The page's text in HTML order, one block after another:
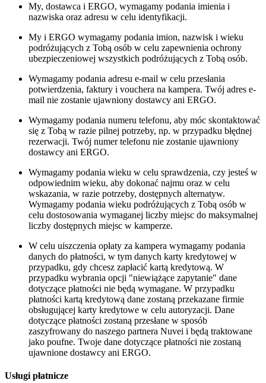
My, dostawca i ERGO, wymagamy podania imienia i
nazwiska oraz adresu w celu identyfikacji.
My i ERGO wymagamy podania imion, nazwisk i wieku
podróżujących z Tobą osób w celu zapewnienia ochrony
ubezpieczeniowej wszystkich podróżujących z Tobą osób.
Wymagamy podania adresu e-mail w celu przesłania
potwierdzenia, faktury i vouchera na kampera. Twój adres e-
mail nie zostanie ujawniony dostawcy ani ERGO.
Wymagamy podania numeru telefonu, aby móc skontaktować
się z Tobą w razie pilnej potrzeby, np. w przypadku błędnej
rezerwacji. Twój numer telefonu nie zostanie ujawniony
dostawcy ani ERGO.
Wymagamy podania wieku w celu sprawdzenia, czy jesteś w
odpowiednim wieku, aby dokonać najmu oraz w celu
wskazania, w razie potrzeby, dostępnych alternatyw.
Wymagamy podania wieku podróżujących z Tobą osób w
celu dostosowania wymaganej liczby miejsc do maksymalnej
liczby dostępnych miejsc w kamperze.
W celu uiszczenia opłaty za kampera wymagamy podania
danych do płatności, w tym danych karty kredytowej w
przypadku, gdy chcesz zapłacić kartą kredytową. W
przypadku wybrania opcji "niewiążące zapytanie" dane
dotyczące płatności nie będą wymagane. W przypadku
płatności kartą kredytową dane zostaną przekazane firmie
obsługującej karty kredytowe w celu autoryzacji. Dane
dotyczące płatności zostaną przesłane w sposób
zaszyfrowany do naszego partnera Nuvei i będą traktowane
jako poufne. Twoje dane dotyczące płatności nie zostaną
ujawnione dostawcy ani ERGO.
Usługi płatnicze